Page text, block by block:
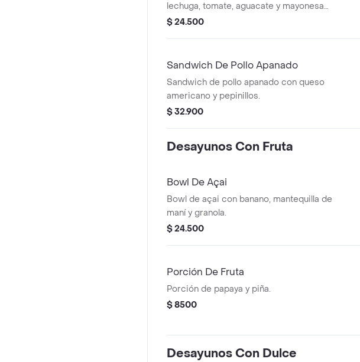
lechuga, tomate, aguacate y mayonesa
picante.
$ 24.500
Sandwich De Pollo Apanado
Sandwich de pollo apanado con queso
americano y pepinillos.
$ 32.900
Desayunos Con Fruta
Bowl De Açai
Bowl de açai con banano, mantequilla de
maní y granola.
$ 24.500
Porción De Fruta
Porción de papaya y piña.
$ 8500
Desayunos Con Dulce